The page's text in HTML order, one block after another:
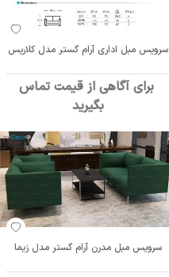
سرویس مبل اداری آرام گستر مدل کلاریس
برای آگاهی از قیمت تماس
بگیرید
سرویس مبل مدرن آرام گستر مدل زیما